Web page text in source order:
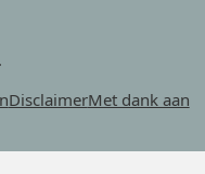
.
DisclaimerMet dank aan